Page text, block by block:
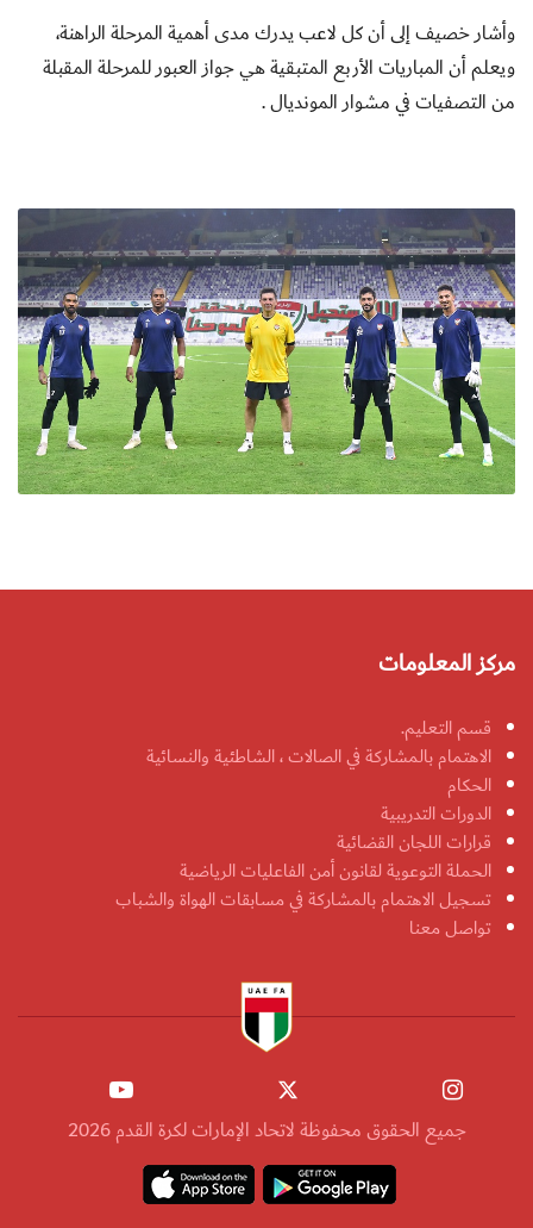
وأشار خصيف إلى أن كل لاعب يدرك مدى أهمية المرحلة الراهنة،
ويعلم أن المباريات الأربع المتبقية هي جواز العبور للمرحلة المقبلة
من التصفيات في مشوار المونديال .
مركز المعلومات
قسم التعليم.
الاهتمام بالمشاركة في الصالات ، الشاطئية والنسائية
الحكام
الدورات التدريبية
قرارات اللجان القضائية
الحملة التوعوية لقانون أمن الفاعليات الرياضية
تسجيل الاهتمام بالمشاركة في مسابقات الهواة والشباب
تواصل معنا
جميع الحقوق محفوظة لاتحاد الإمارات لكرة القدم 2026